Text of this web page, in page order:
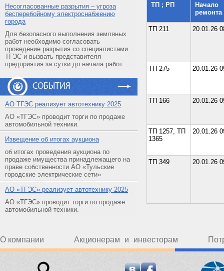
Несогласованные разрытия – угроза
бесперебойному электроснабжению
города
Для безопасного выполнения земляных
работ необходимо согласовать
проведение разрытия со специалистами
ТГЭС и вызвать представителя
предприятия за сутки до начала работ
СОБЫТИЯ
АO ТГЭС реализует автотехнику 2025
АО «ТГЭС» проводит торги по продаже
автомобильной техники.
Извещение об итогах аукциона
об итогах проведения аукциона по
продаже имущества принадлежащего на
праве собственности АО «Тульские
городские электрические сети»
АO «ТГЭС» реализует автотехнику 2025
АО «ТГЭС» проводит торги по продаже
автомобильной техники.
ТП ; РП
Начало
ремонта
ТП 211 20.01.26
ТП 275 20.01.26
ТП 166 20.01.26
ТП 1257, ТП
1365
20.01.26
ТП 349 20.01.26
О компании Акционерам и инвесторам